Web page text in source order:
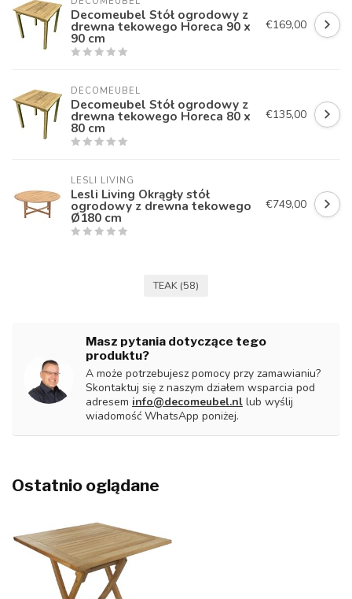
Decomeubel Stół ogrodowy z
drewna tekowego Horeca 90 x
90 cm
€169,00
DECOMEUBEL
Decomeubel Stół ogrodowy z
drewna tekowego Horeca 80 x
80 cm
€135,00
LESLI LIVING
Lesli Living Okrągły stół
ogrodowy z drewna tekowego
Ø180 cm
€749,00
TEAK (58)
Masz pytania dotyczące tego
produktu?
A może potrzebujesz pomocy przy zamawianiu?
Skontaktuj się z naszym działem wsparcia pod
adresem info@decomeubel.nl lub wyślij
wiadomość WhatsApp poniżej.
Ostatnio oglądane